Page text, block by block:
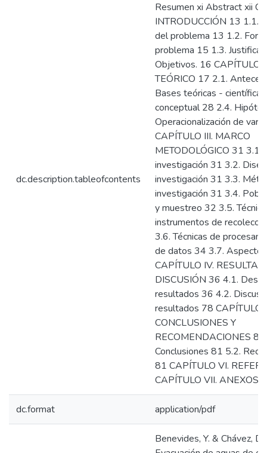
dc.description.tableofcontents
Resumen xi Abstract xii
INTRODUCCIÓN 13 1.1.
del problema 13 1.2.
problema 15 1.3.
Objetivos. 16 CAPÍTULO
TEÓRICO 17 2.1.
Bases teóricas -
conceptual 28 2.4.
Operacionalización de
CAPÍTULO III. MARCO
METODOLÓGICO 31 3.1.
investigación 31 3.2.
investigación 31 3.3.
investigación 31 3.4.
y muestreo 32 3.5.
instrumentos de
3.6. Técnicas de
de datos 34 3.7.
CAPÍTULO IV.
DISCUSIÓN 36 4.1.
resultados 36 4.2.
resultados 78 CAPÍTULO
CONCLUSIONES Y
RECOMENDACIONES
Conclusiones 81 5.2.
81 CAPÍTULO VI.
CAPÍTULO VII. ANEXOS
dc.format application/pdf
Benevides, Y. & Chávez,